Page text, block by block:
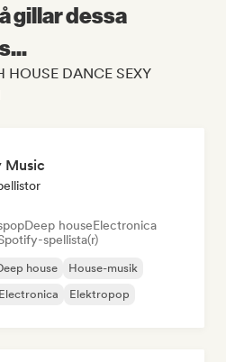
gillar dessa
DANCE SEXY
Music
Deep houseElectronica
spellista(r)
house
House-musik
Electronica Elektropop